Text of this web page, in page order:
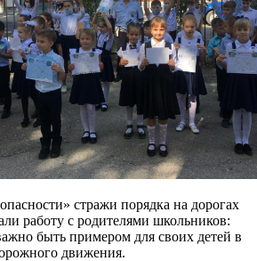
стражи порядка на дорогах
работу с родителями школьников:
быть примером для своих детей в
движения.